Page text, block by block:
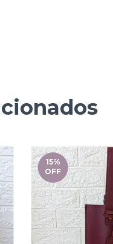
15%
OFF